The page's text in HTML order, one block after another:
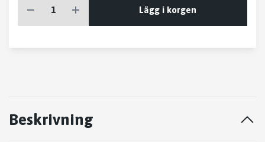
Lägg i korgen
Beskrivning